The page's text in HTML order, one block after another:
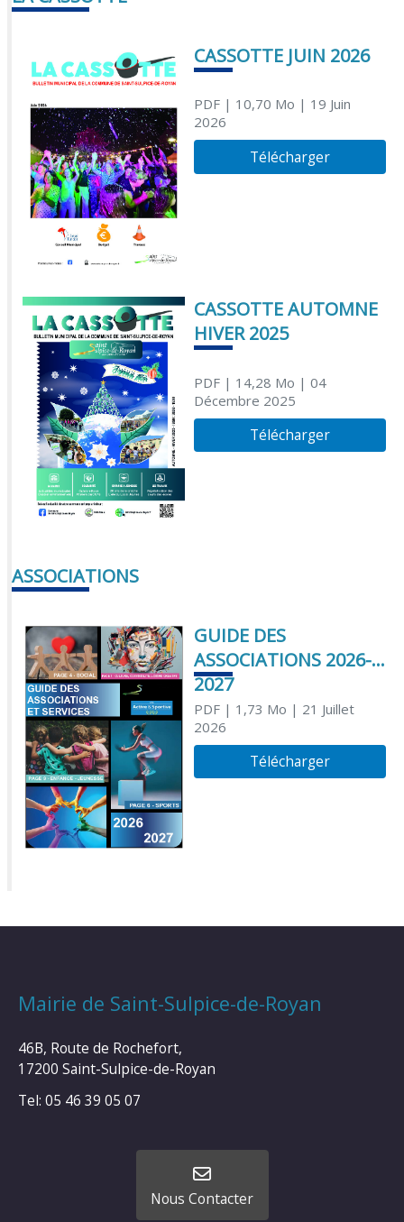
CASSOTTE JUIN 2026
PDF| 10,70 Mo | 19 Juin
2026
Télécharger
CASSOTTE AUTOMNE
HIVER 2025
PDF| 14,28 Mo | 04
Décembre 2025
Télécharger
ASSOCIATIONS
GUIDE DES
ASSOCIATIONS 2026-
2027
PDF| 1,73 Mo | 21 Juillet
2026
Télécharger
Mairie de Saint-Sulpice-de-Royan
46B, Route de Rochefort,
17200 Saint-Sulpice-de-Royan
Tel: 05 46 39 05 07
Nous Contacter